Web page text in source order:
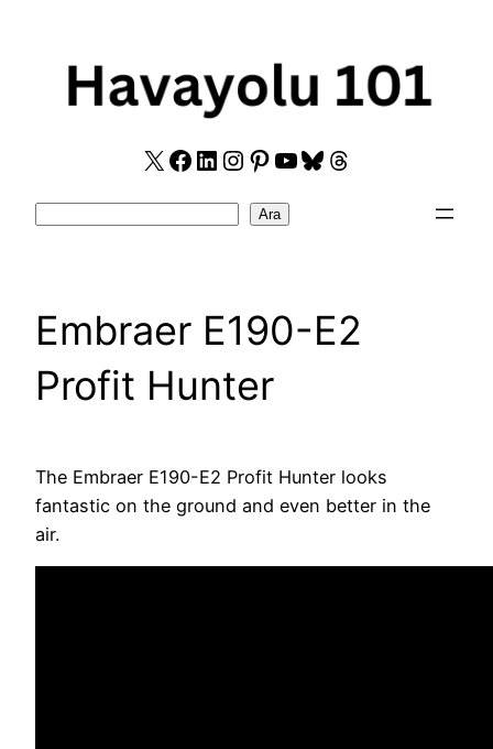
X Facebook
LinkedIn
Instagram
Pinterest
YouTube
Bluesky
Threads
Ara
Embraer E190-E2
Profit Hunter
The Embraer E190-E2 Profit Hunter looks
fantastic on the ground and even better in the
air.